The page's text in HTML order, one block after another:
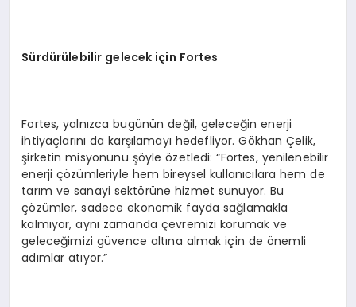
Sürdürülebilir gelecek için Fortes
Fortes, yalnızca bugünün değil, geleceğin enerji
ihtiyaçlarını da karşılamayı hedefliyor. Gökhan Çelik,
şirketin misyonunu şöyle özetledi: “Fortes, yenilenebilir
enerji çözümleriyle hem bireysel kullanıcılara hem de
tarım ve sanayi sektörüne hizmet sunuyor. Bu
çözümler, sadece ekonomik fayda sağlamakla
kalmıyor, aynı zamanda çevremizi korumak ve
geleceğimizi güvence altına almak için de önemli
adımlar atıyor.”